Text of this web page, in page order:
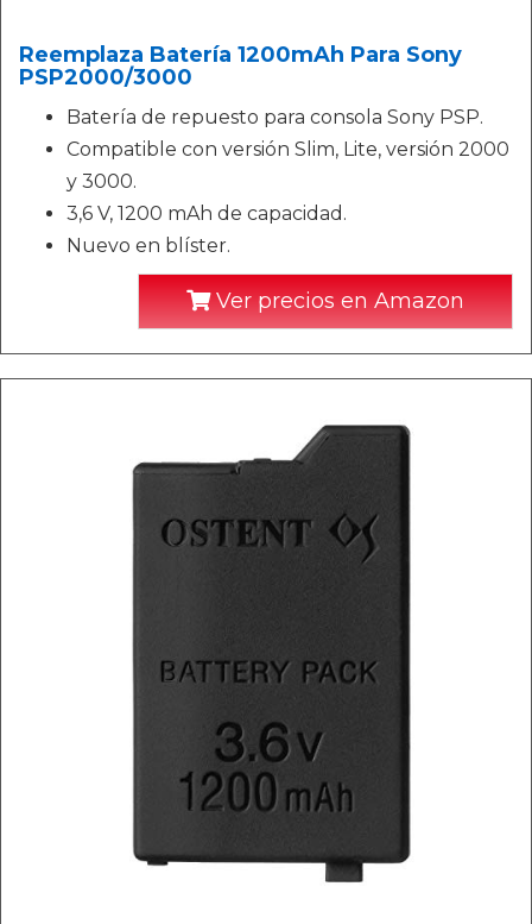
Reemplaza Batería 1200mAh Para Sony
PSP2000/3000
Batería de repuesto para consola Sony PSP.
Compatible con versión Slim, Lite, versión 2000
y 3000.
3,6 V, 1200 mAh de capacidad.
Nuevo en blíster.
Ver precios en Amazon